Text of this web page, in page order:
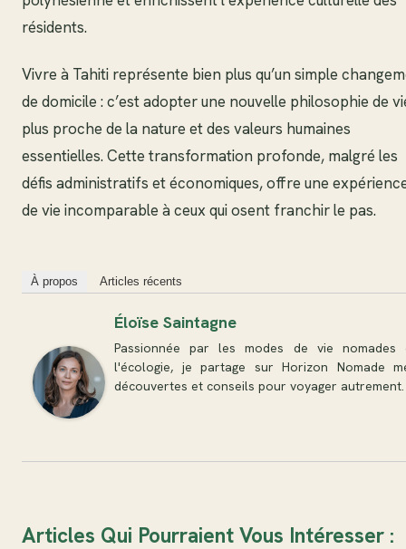
résidents.
Vivre à Tahiti représente bien plus qu’un simple
de domicile : c’est adopter une nouvelle philosophie de
plus proche de la nature et des valeurs humaines
essentielles. Cette transformation profonde, malgré les
défis administratifs et économiques, offre une
de vie incomparable à ceux qui osent franchir le pas.
À propos Articles récents
Éloïse Saintagne
Passionnée par les modes de vie nomades
l'écologie, je partage sur Horizon Nomade
découvertes et conseils pour voyager autrement.
Articles Qui Pourraient Vous Intéresser :